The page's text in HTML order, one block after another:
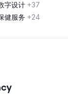
字设计 +37
健服务 +24